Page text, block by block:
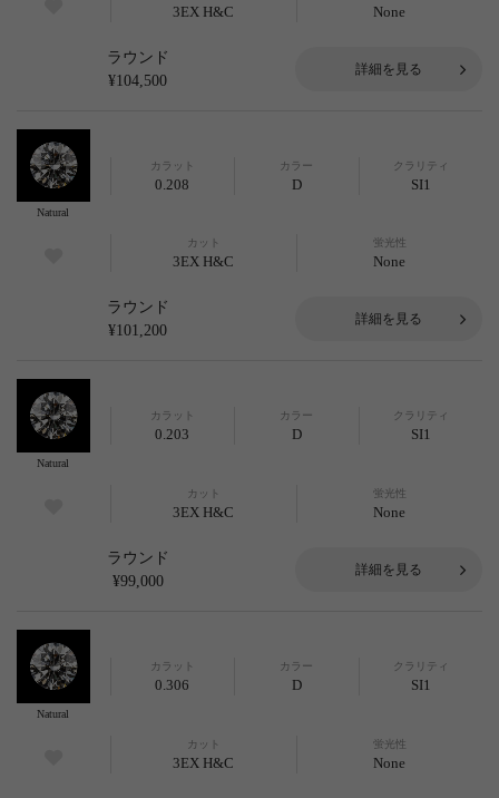
3EX H&C None
ラウンド
¥104,500
詳細を見る
Natural
カラット
0.208
カラー
D
クラリティ
SI1
カット
3EX H&C
蛍光性
None
ラウンド
¥101,200
詳細を見る
Natural
カラット
0.203
カラー
D
クラリティ
SI1
カット
3EX H&C
蛍光性
None
ラウンド
¥99,000
詳細を見る
Natural
カラット
0.306
カラー
D
クラリティ
SI1
カット
3EX H&C
蛍光性
None